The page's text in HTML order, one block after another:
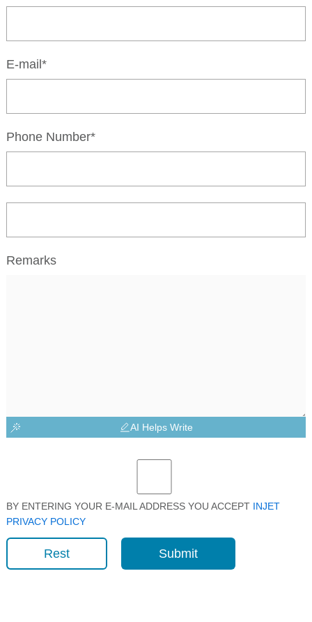
E-mail*
Phone Number*
Remarks
AI Helps Write
BY ENTERING YOUR E-MAIL ADDRESS YOU ACCEPT INJET
PRIVACY POLICY
Rest Submit